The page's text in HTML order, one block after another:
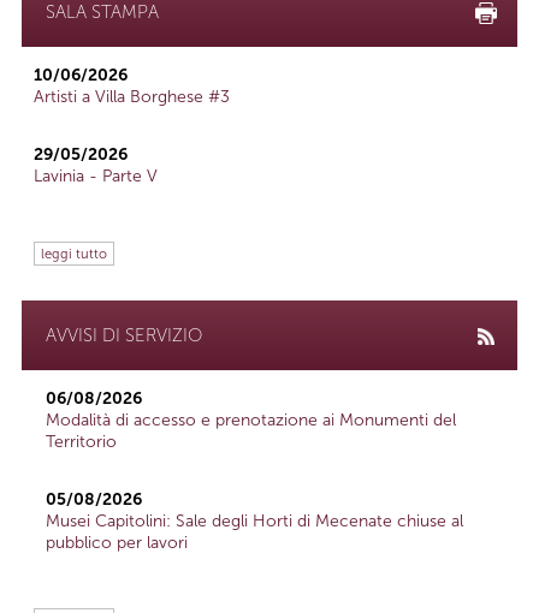
SALA STAMPA
10/06/2026
Artisti a Villa Borghese #3
29/05/2026
Lavinia - Parte V
leggi tutto
AVVISI DI SERVIZIO
06/08/2026
Modalità di accesso e prenotazione ai Monumenti del
Territorio
05/08/2026
Musei Capitolini: Sale degli Horti di Mecenate chiuse al
pubblico per lavori